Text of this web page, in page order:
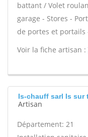
battant / Volet
garage - Stores -
de portes et portails
Voir la fiche artisan :
Is-chauff sarl Is sur
Artisan
Département: 21